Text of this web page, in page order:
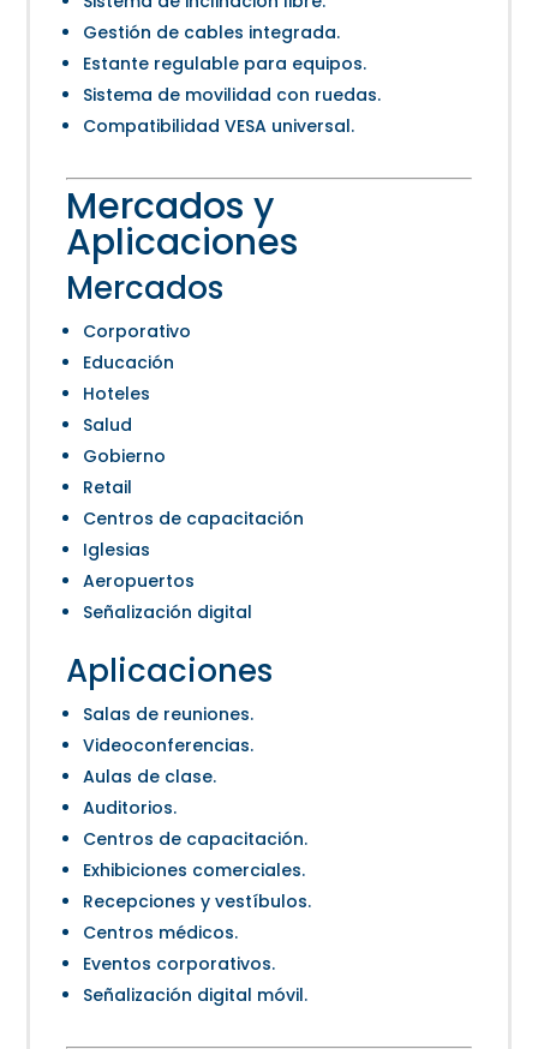
Gestión de cables integrada.
Estante regulable para equipos.
Sistema de movilidad con ruedas.
Compatibilidad VESA universal.
Mercados y
Aplicaciones
Mercados
Corporativo
Educación
Hoteles
Salud
Gobierno
Retail
Centros de capacitación
Iglesias
Aeropuertos
Señalización digital
Aplicaciones
Salas de reuniones.
Videoconferencias.
Aulas de clase.
Auditorios.
Centros de capacitación.
Exhibiciones comerciales.
Recepciones y vestíbulos.
Centros médicos.
Eventos corporativos.
Señalización digital móvil.